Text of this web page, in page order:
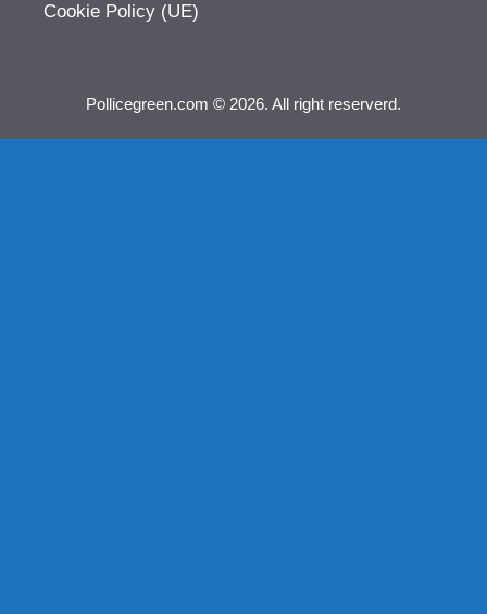
Cookie Policy (UE)
Pollicegreen.com © 2026. All right reserverd.